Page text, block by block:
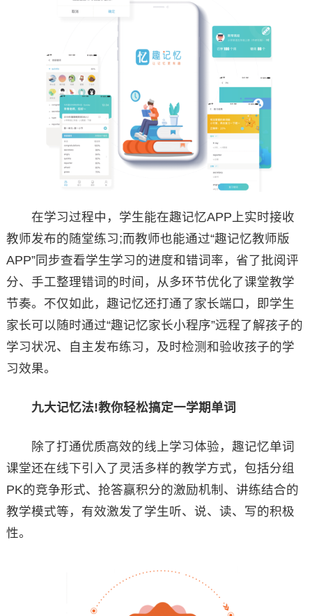
在学习过程中，学生能在趣记忆APP上实时接收
教师发布的随堂练习;而教师也能通过“趣记忆教师版
APP”同步查看学生学习的进度和错词率，省了批阅评
分、手工整理错词的时间，从多环节优化了课堂教学
节奏。不仅如此，趣记忆还打通了家长端口，即学生
家长可以随时通过“趣记忆家长小程序”远程了解孩子的
学习状况、自主发布练习，及时检测和验收孩子的学
习效果。
九大记忆法!教你轻松搞定一学期单词
除了打通优质高效的线上学习体验，趣记忆单词
课堂还在线下引入了灵活多样的教学方式，包括分组
PK的竞争形式、抢答赢积分的激励机制、讲练结合的
教学模式等，有效激发了学生听、说、读、写的积极
性。